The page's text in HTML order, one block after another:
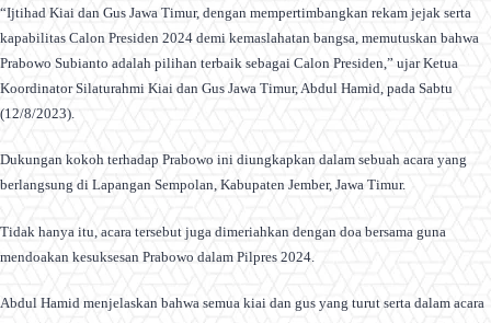
“Ijtihad Kiai dan Gus Jawa Timur, dengan mempertimbangkan rekam jejak serta
kapabilitas Calon Presiden 2024 demi kemaslahatan bangsa, memutuskan bahwa
Prabowo Subianto adalah pilihan terbaik sebagai Calon Presiden,” ujar Ketua
Koordinator Silaturahmi Kiai dan Gus Jawa Timur, Abdul Hamid, pada Sabtu
(12/8/2023).
Dukungan kokoh terhadap Prabowo ini diungkapkan dalam sebuah acara yang
berlangsung di Lapangan Sempolan, Kabupaten Jember, Jawa Timur.
Tidak hanya itu, acara tersebut juga dimeriahkan dengan doa bersama guna
mendoakan kesuksesan Prabowo dalam Pilpres 2024.
Abdul Hamid menjelaskan bahwa semua kiai dan gus yang turut serta dalam acara